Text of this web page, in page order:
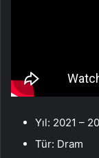
Yıl: 2021 –
Tür: Dram